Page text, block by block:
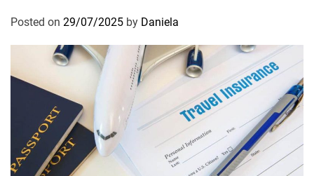
Posted on 29/07/2025 by Daniela